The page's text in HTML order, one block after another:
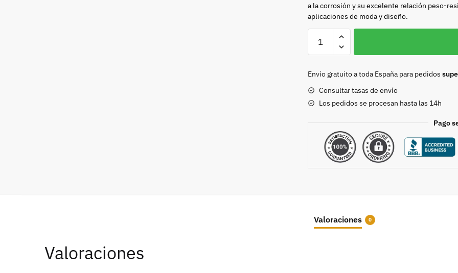
a la corrosión y su excelente relación peso-
aplicaciones de moda y diseño.
35mm
8363
cantidad
Envío gratuito a toda España para pedidos
Consultar tasas de envío
Los pedidos se procesan hasta las 14h
Pago
Valoraciones 0
Valoraciones